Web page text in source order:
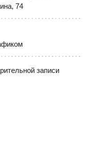
74
записи